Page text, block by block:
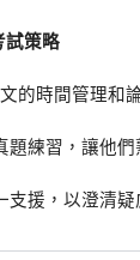
試策略
的時間管理和
題練習，讓他們
支援，以澄清疑